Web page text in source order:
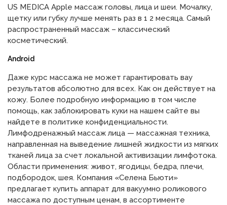
US MEDICA Apple массаж головы, лица и шеи. Мочалку,
щетку или губку лучше менять раз в 1 2 месяца. Самый
распространенный массаж – классический
косметический.
Android
Даже курс массажа не может гарантировать вау
результатов абсолютно для всех. Как он действует на
кожу. Более подробную информацию в том числе
помощь, как заблокировать куки на нашем сайте вы
найдете в политике конфиденциальности.
Лимфодренажный массаж лица — массажная техника,
направленная на выведение лишней жидкости из мягких
тканей лица за счет локальной активизации лимфотока.
Области применения: живот, ягодицы, бедра, плечи,
подбородок, шея. Компания «Селена Бьюти»
предлагает купить аппарат для вакуумно роликового
массажа по доступным ценам, в ассортименте